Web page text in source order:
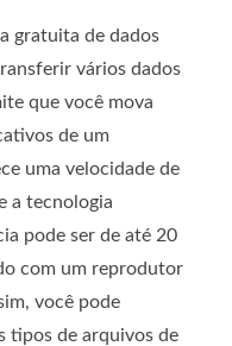
gratuita de dados
vários dados
que você mova
de um
uma velocidade de
a tecnologia
pode ser de até 20
com um reprodutor
você pode
tipos de arquivos de